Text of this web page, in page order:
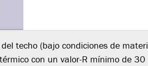
techo (bajo condiciones de
con un valor-R mínimo de 30